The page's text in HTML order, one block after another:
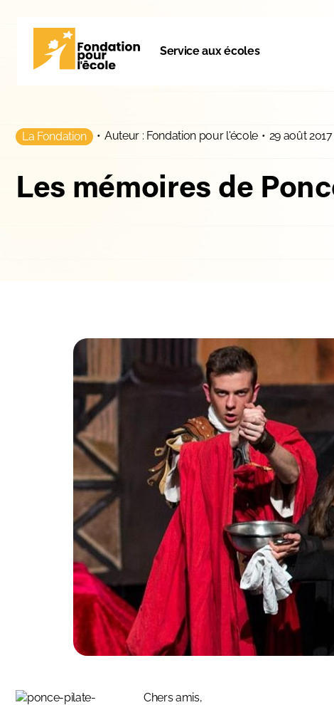
Service aux écoles
La Fondation • Auteur : Fondation pour l'école • 29 août 2017
Les mémoires de
Chers amis,